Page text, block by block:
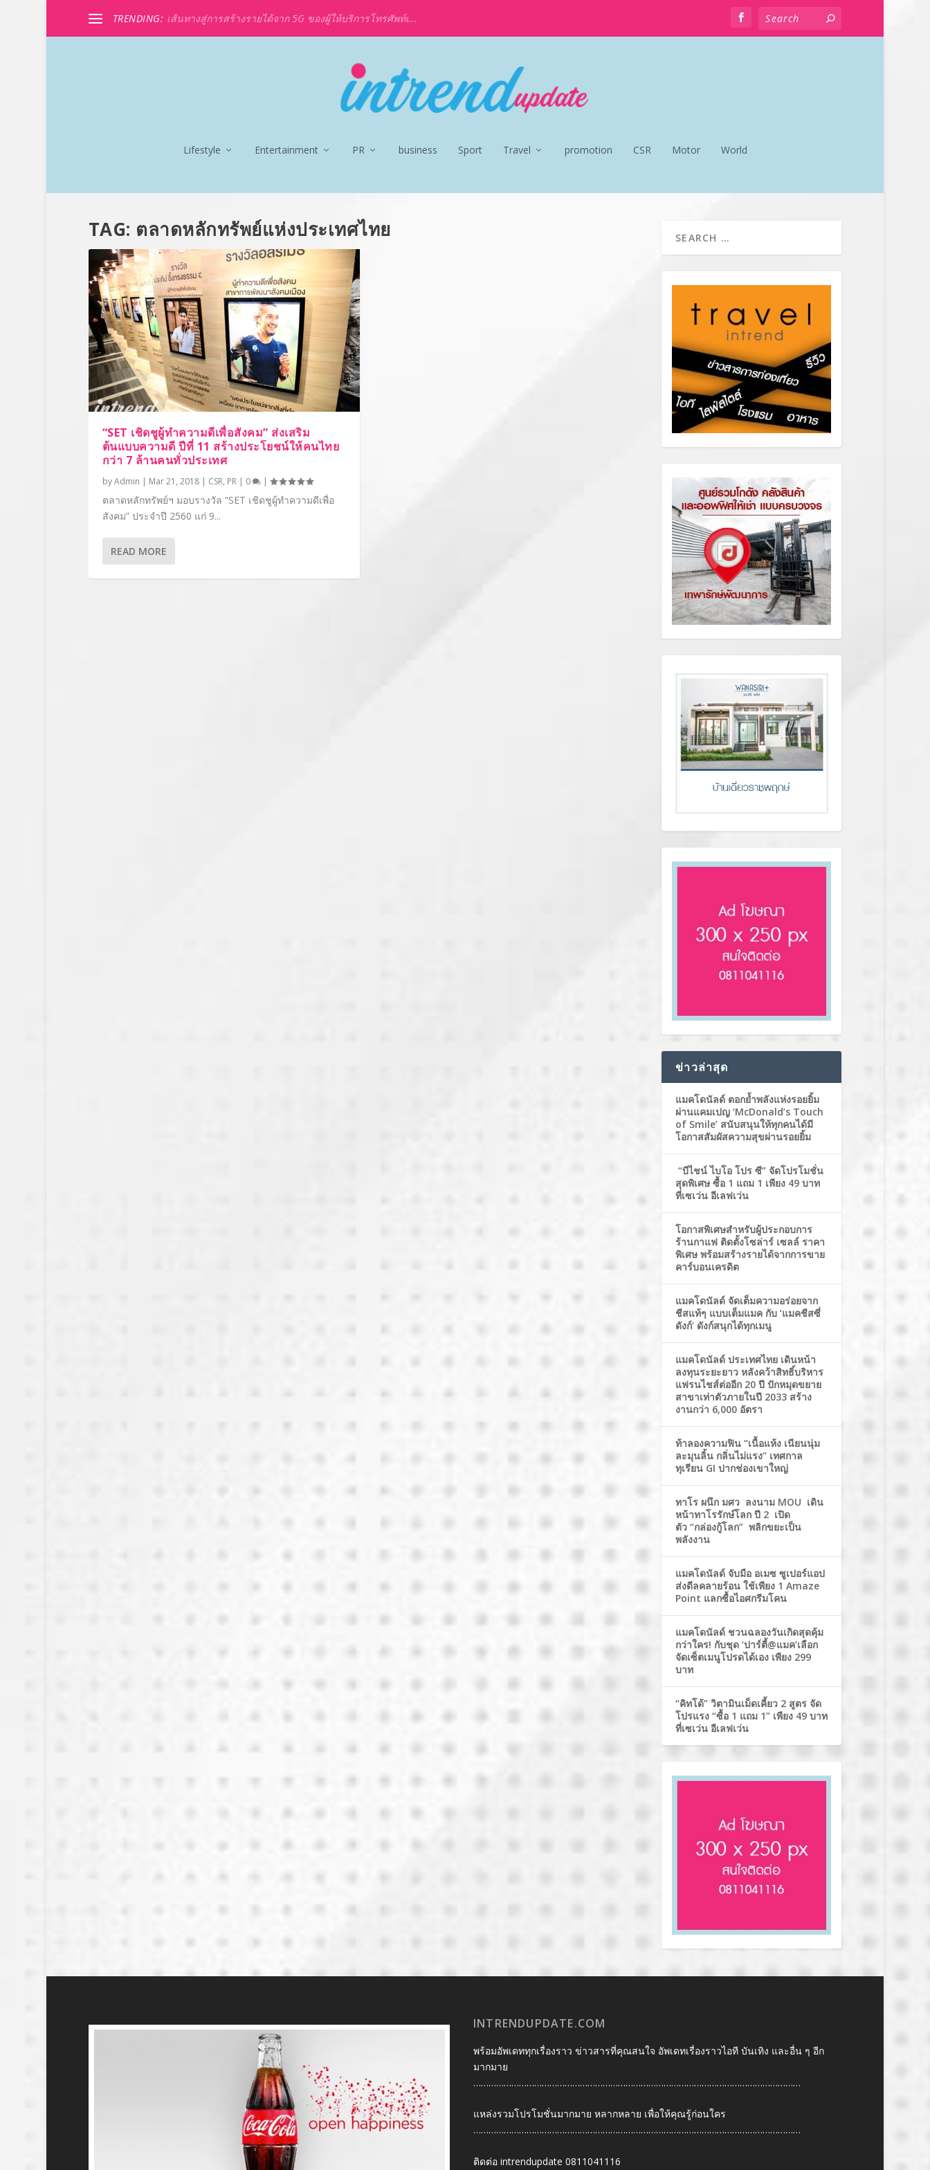
TRENDING: เส้นทางสู่การสร้างรายได้จาก 5G ของผู้ให้บริการโทรศัพท์เ...
Lifestyle Entertainment PR business Sport Travel promotion CSR Motor World
TAG: ตลาดหลักทรัพย์แห่งประเทศไทย
“SET เชิดชูผู้ทำความดีเพื่อสังคม” ส่งเสริม
ต้นแบบความดี ปีที่ 11 สร้างประโยชน์ให้คนไทย
กว่า 7 ล้านคนทั่วประเทศ
byAdmin | Mar 21, 2018| CSR, PR| 0 |
ตลาดหลักทรัพย์ฯ มอบรางวัล “SET เชิดชูผู้ทำความดีเพื่อ
สังคม” ประจำปี 2560 แก่ 9...
READ MORE
ข่าวล่าสุด
แมคโดนัลด์ ตอกย้ำพลังแห่งรอยยิ้ม
ผ่านแคมเปญ ‘McDonald’s Touch
of Smile’ สนับสนุนให้ทุกคนได้มี
โอกาสสัมผัสความสุขผ่านรอยยิ้ม
“บีไชน์ ไบโอ โปร ซี” จัดโปรโมชั่น
สุดพิเศษ ซื้อ 1 แถม 1 เพียง 49 บาท
ที่เซเว่น อีเลฟเว่น
โอกาสพิเศษสำหรับผู้ประกอบการ
ร้านกาแฟ ติดตั้งโซล่าร์ เซลล์ ราคา
พิเศษ พร้อมสร้างรายได้จากการขาย
คาร์บอนเครดิต
แมคโดนัลด์ จัดเต็มความอร่อยจาก
ชีสแท้ๆ แบบเต็มแมค กับ ‘แมคชีสซี่
ดังก์’ ดังก์สนุกได้ทุกเมนู
แมคโดนัลด์ ประเทศไทย เดินหน้า
ลงทุนระยะยาว หลังคว้าสิทธิ์บริหาร
แฟรนไชส์ต่ออีก 20 ปี ปักหมุดขยาย
สาขาเท่าตัวภายในปี 2033 สร้าง
งานกว่า 6,000 อัตรา
ท้าลองความฟิน “เนื้อแห้ง เนียนนุ่ม
ละมุนลิ้น กลิ่นไม่แรง” เทศกาล
ทุเรียน GI ปากช่องเขาใหญ่
ทาโร ผนึก มศว ลงนาม MOU เดิน
หน้าทาโรรักษ์โลก ปี 2 เปิด
ตัว “กล่องกู้โลก” พลิกขยะเป็น
พลังงาน
แมคโดนัลด์ จับมือ อเมซ ซูเปอร์แอป
ส่งดีลคลายร้อน ใช้เพียง 1 Amaze
Point แลกซื้อไอศกรีมโคน
แมคโดนัลด์ ชวนฉลองวันเกิดสุดคุ้ม
กว่าใคร! กับชุด ‘ปาร์ตี้@แมค’เลือก
จัดเซ็ตเมนูโปรดได้เอง เพียง 299
บาท
“คิทโด้” วิตามินเม็ดเคี้ยว 2 สูตร จัด
โปรแรง “ซื้อ 1 แถม 1” เพียง 49 บาท
ที่เซเว่น อีเลฟเว่น
INTRENDUPDATE.COM
พร้อมอัพเดททุกเรื่องราว ข่าวสารที่คุณสนใจ อัพเดทเรื่องราวไอที บันเทิง และอื่น ๆ อีก
มากมาย
…………………………………………………………………………………………………………………
แหล่งรวมโปรโมชั่นมากมาย หลากหลาย เพื่อให้คุณรู้ก่อนใคร
…………………………………………………………………………………………………………………
ติดต่อ intrendupdate 0811041116